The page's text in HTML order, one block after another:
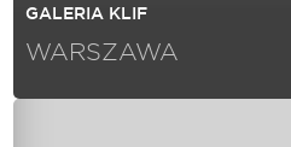
GALERIA KLIF
WARSZAWA